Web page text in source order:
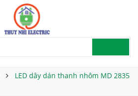
LED dây dán thanh nhôm MD 2835